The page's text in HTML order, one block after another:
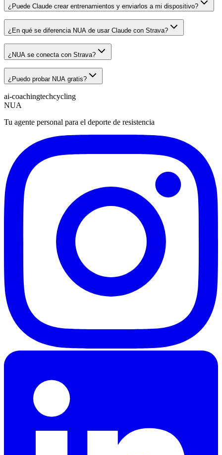
¿Puede Claude crear entrenamientos y enviarlos a mi dispositivo?
¿En qué se diferencia NUA de usar Claude con Strava?
¿NUA se conecta con Strava?
¿Puedo probar NUA gratis?
ai-coachingtechcycling
NUA
Tu agente personal para el deporte de resistencia